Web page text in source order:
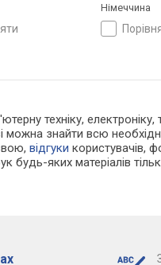
Німеччина
техніку,
можна знайти всю
відгуки користувачів,
будь-яких матеріалів